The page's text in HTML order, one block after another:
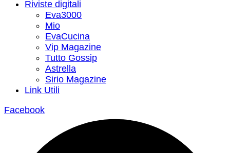
Riviste digitali
Eva3000
Mio
EvaCucina
Vip Magazine
Tutto Gossip
Astrella
Sirio Magazine
Link Utili
Facebook